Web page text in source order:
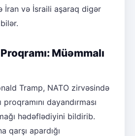
İran və İsraili aşaraq digər
Müəmmalı
Tramp, NATO zirvəsində
dayandırması
hədəflədiyini bildirib.
qarşı apardığı